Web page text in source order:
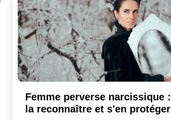
Femme perverse narcissique :
la reconnaître et s'en protéger